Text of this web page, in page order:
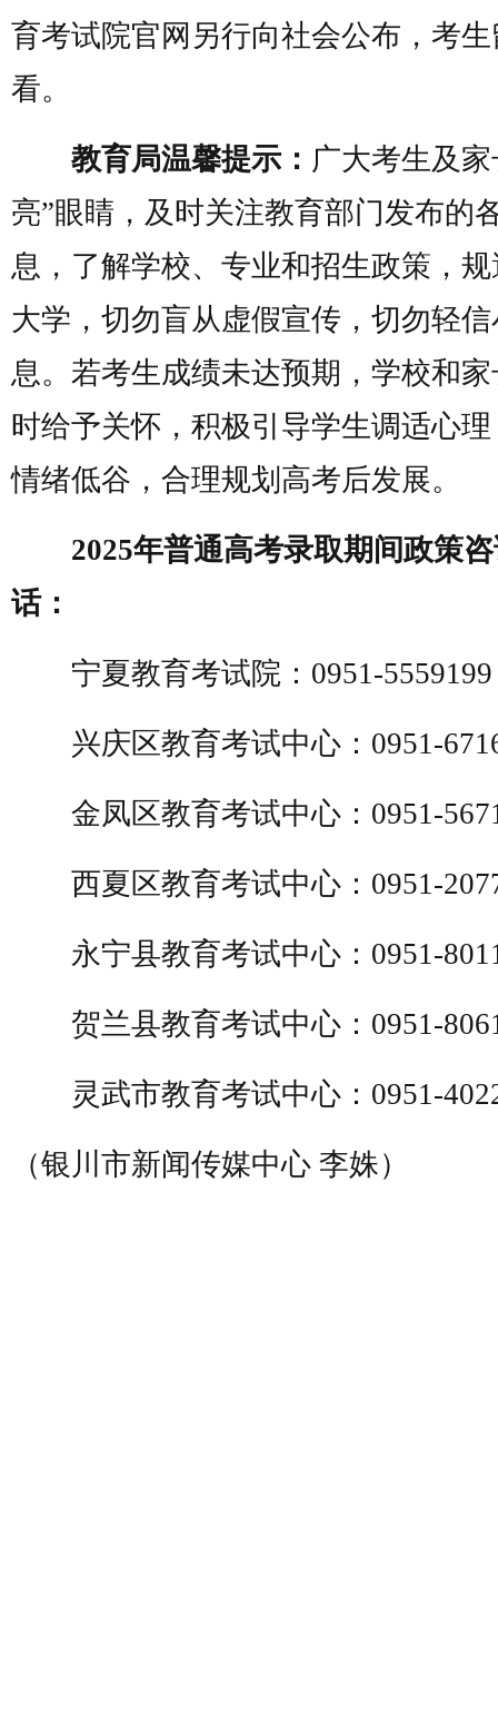
育考试院官网另行向社会公布，考
看。
教育局温馨提示： 广大考生及家
亮”眼睛，及时关注教育部门发布的
息，了解学校、专业和招生政策，
大学，切勿盲从虚假宣传，切勿轻
息。若考生成绩未达预期，学校和
时给予关怀，积极引导学生调适心
情绪低谷，合理规划高考后发展。
2025年普通高考录取期间政策
话：
宁夏教育考试院：0951-5559199
兴庆区教育考试中心：0951-
金凤区教育考试中心：0951-
西夏区教育考试中心：0951-
永宁县教育考试中心：0951-
贺兰县教育考试中心：0951-
灵武市教育考试中心：0951-
（银川市新闻传媒中心 李姝）